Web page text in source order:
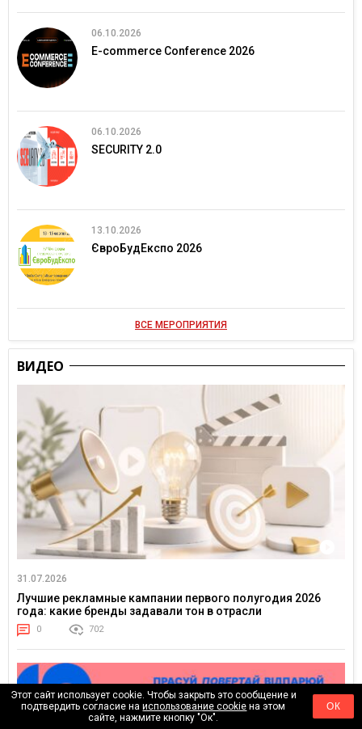
06.10.2026
E-commerce Conference 2026
06.10.2026
SECURITY 2.0
13.10.2026
ЄвроБудЕкспо 2026
ВСЕ МЕРОПРИЯТИЯ
ВИДЕО
31.07.2026
Лучшие рекламные кампании первого полугодия 2026
года: какие бренды задавали тон в отрасли
0 702
Этот сайт использует cookie. Чтобы закрыть это сообщение и
подтвердить согласие наиспользование cookie на этом
сайте, нажмите кнопку "Ок".
ОК